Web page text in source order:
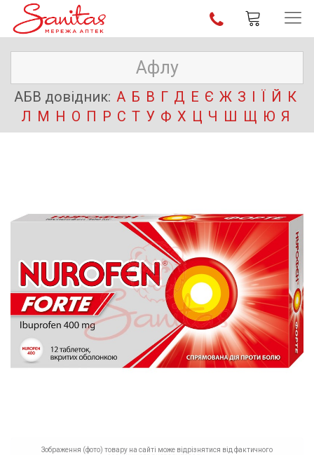
АБВ довідник: А Б В Г Д Е Є Ж З І Ї Й К
Л М Н О П Р С Т У Ф Х Ц Ч Ш Щ Ю Я
Зображення (фото) товару на сайті може відрізнятися від фактичного